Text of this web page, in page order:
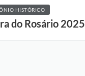
HISTÓRICO
do Rosário 2025